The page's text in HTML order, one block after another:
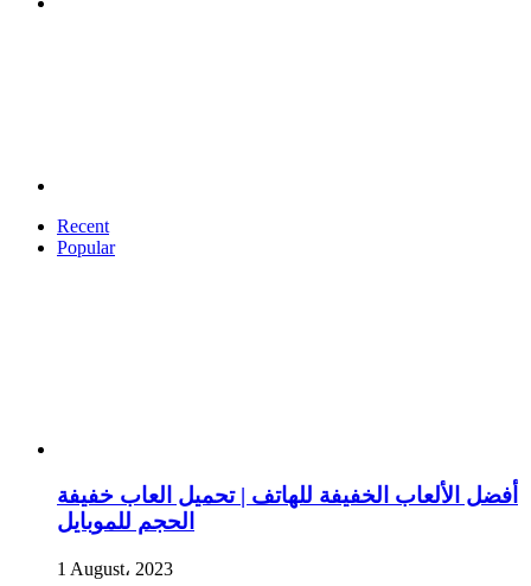
Recent
Popular
أفضل الألعاب الخفيفة للهاتف | تحميل العاب خفيفة
الحجم للموبايل
1 August، 2023